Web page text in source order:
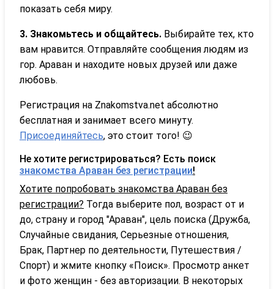
показать себя миру.
3. Знакомьтесь и общайтесь. Выбирайте тех, кто
вам нравится. Отправляйте сообщения людям из
гор. Араван и находите новых друзей или даже
любовь.
Регистрация на Znakomstva.net абсолютно
бесплатная и занимает всего минуту.
Присоединяйтесь, это стоит того! 😉
Не хотите регистрироваться? Есть поиск
знакомства Араван без регистрации!
Хотите попробовать знакомства Араван без
регистрации? Тогда выберите пол, возраст от и
до, страну и город "Араван", цель поиска (Дружба,
Случайные свидания, Серьезные отношения,
Брак, Партнер по деятельности, Путешествия /
Спорт) и жмите кнопку «Поиск». Просмотр анкет
и фото женщин - без авторизации. В некоторых